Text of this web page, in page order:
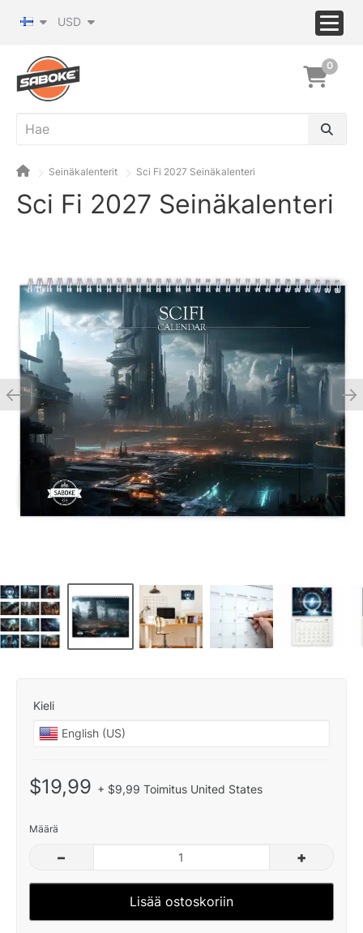
USD
0
Seinäkalenterit Sci Fi 2027 Seinäkalenteri
Sci Fi 2027 Seinäkalenteri
Kieli
$19,99 + $9,99 Toimitus United States
Määrä
– +
Lisää ostoskoriin